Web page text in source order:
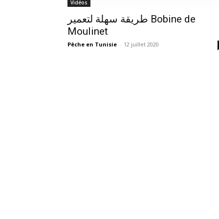
Vidéos
طريقة سهلة لتعمير Bobine de
Moulinet
Pêche en Tunisie - 12 juillet 2020